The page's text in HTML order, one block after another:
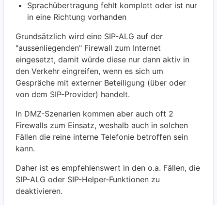
Sprachübertragung fehlt komplett oder ist nur
in eine Richtung vorhanden
Grundsätzlich wird eine SIP-ALG auf der
"aussenliegenden" Firewall zum Internet
eingesetzt, damit würde diese nur dann aktiv in
den Verkehr eingreifen, wenn es sich um
Gespräche mit externer Beteiligung (über oder
von dem SIP-Provider) handelt.
In DMZ-Szenarien kommen aber auch oft 2
Firewalls zum Einsatz, weshalb auch in solchen
Fällen die reine interne Telefonie betroffen sein
kann.
Daher ist es empfehlenswert in den o.a. Fällen, die
SIP-ALG oder SIP-Helper-Funktionen zu
deaktivieren.